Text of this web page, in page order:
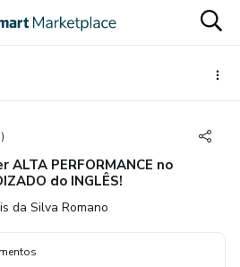
)
ALTA PERFORMANCE no
do INGLÊS!
da Silva Romano